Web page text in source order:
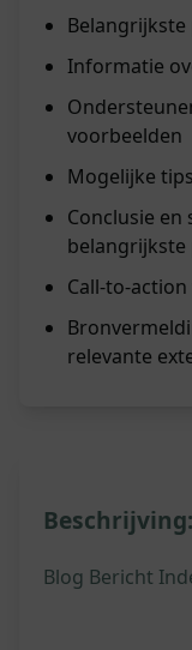
Informatie
voorbeelden
Mogelijke
Conclusie en
belangrijkste
Call-to-
relevante
Beschrijving:
Blog Bericht